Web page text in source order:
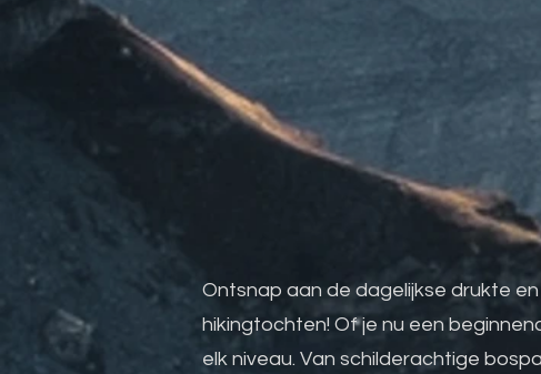
Ontsnap aan de dagelijkse drukte
hikingtochten! Of je nu een
elk niveau. Van schilderachtige